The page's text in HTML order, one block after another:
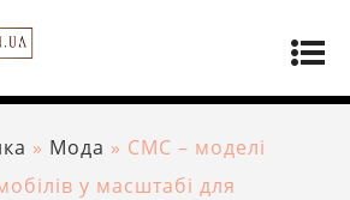
» Мода » CMC – моделі
у масштабі для